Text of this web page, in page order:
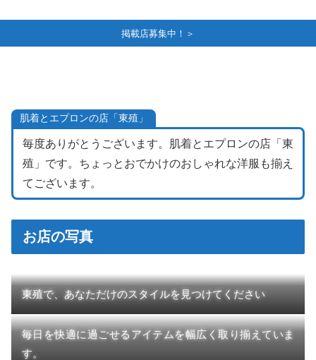
掲載店募集中！＞
肌着とエプロンの店「東殖」
毎度ありがとうございます。肌着とエプロンの店「東
殖」です。ちょっとおでかけのおしゃれな洋服も揃え
てございます。
お店の写真
東殖で、あなただけのスタイルを見つけてください
毎日を快適に過ごせるアイテムを幅広く取り揃えていま
す。